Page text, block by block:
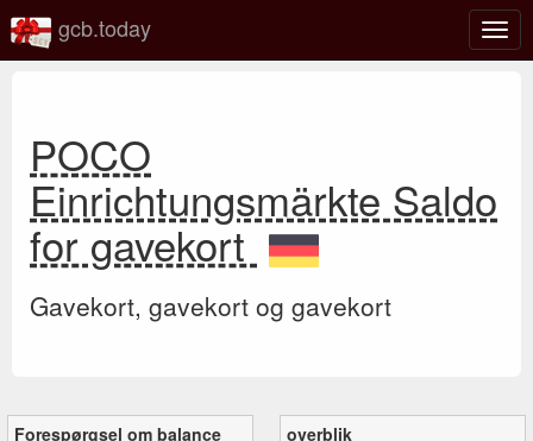
Slå
gcb.today
POCO
Einrichtungsmärkte Saldo
for gavekort
Gavekort, gavekort og gavekort
Forespørgsel om balance
overblik